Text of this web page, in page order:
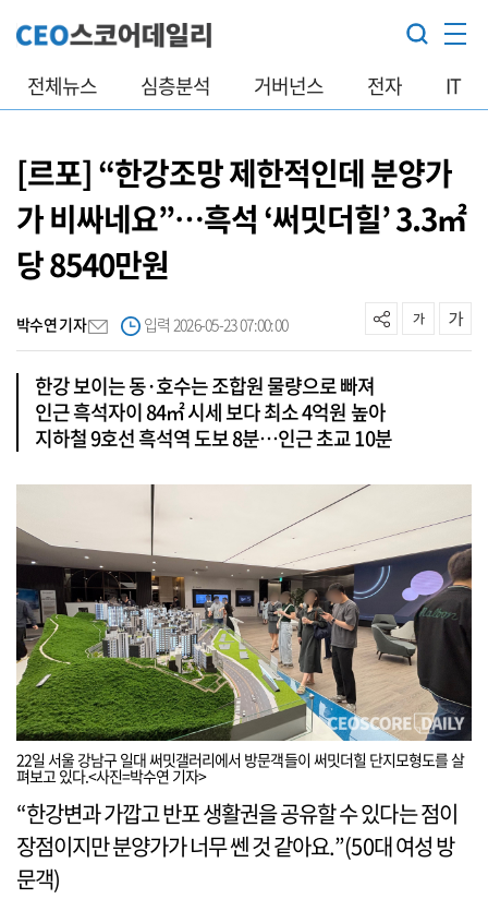
전체뉴스 심층분석 거버넌스 전자 IT
[르포] “한강조망 제한적인데 분양가
가 비싸네요”…흑석 ‘써밋더힐’ 3.3㎡
당 8540만원
박수연 기자 입력 2026-05-23 07:00:00
한강 보이는 동·호수는 조합원 물량으로 빠져
인근 흑석자이 84㎡ 시세 보다 최소 4억원 높아
지하철 9호선 흑석역 도보 8분…인근 초교 10분
22일 서울 강남구 일대 써밋갤러리에서 방문객들이 써밋더힐 단지모형도를 살
펴보고 있다.<사진=박수연 기자>
“한강변과 가깝고 반포 생활권을 공유할 수 있다는 점이
장점이지만 분양가가 너무 쎈 것 같아요.”(50대 여성 방
문객)